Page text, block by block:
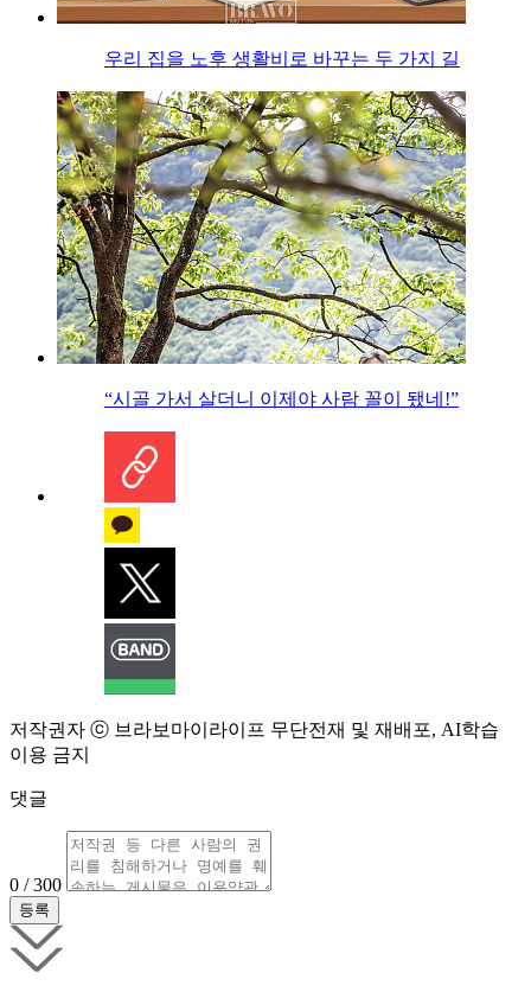
우리 집을 노후 생활비로 바꾸는 두 가지 길
“시골 가서 살더니 이제야 사람 꼴이 됐네!”
저작권자 ⓒ 브라보마이라이프 무단전재 및 재배포, AI학습
이용 금지
댓글
0 / 300